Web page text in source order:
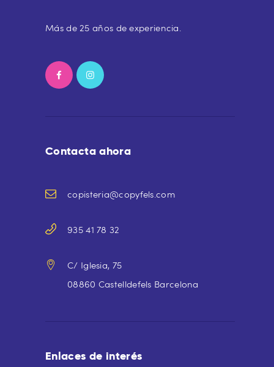
Más de 25 años de experiencia.
Contacta ahora
copisteria@copyfels.com
935 41 78 32
C/ Iglesia, 75
08860 Castelldefels Barcelona
Enlaces de interés